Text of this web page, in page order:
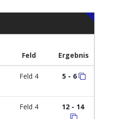
Feld Ergebnis
Feld 4 5 - 6
Feld 4 12 - 14